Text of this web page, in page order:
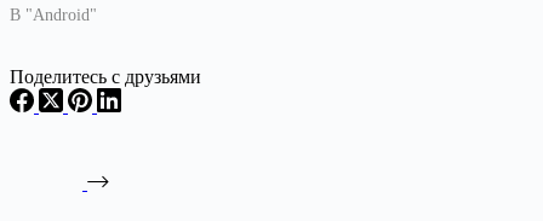
В "Android"
Поделитесь с друзьями